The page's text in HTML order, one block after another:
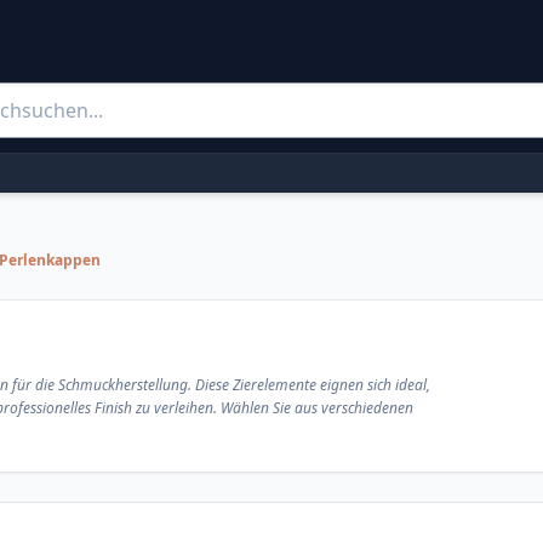
die Schmuckherstellung. Diese Zierelemente eignen sich ideal,
Finish zu verleihen. Wählen Sie aus verschiedenen